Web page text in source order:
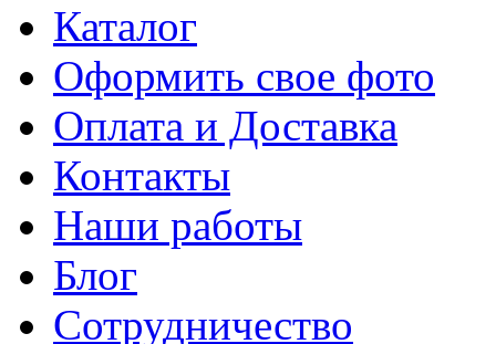
Каталог
Оформить свое фото
Оплата и Доставка
Контакты
Наши работы
Блог
Сотрудничество